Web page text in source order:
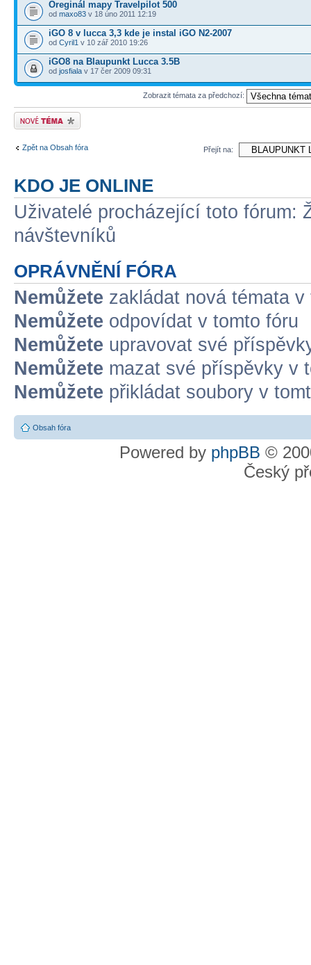
Oreginál mapy Travelpilot 500
od maxo83 v 18 úno 2011 12:19
iGO 8 v lucca 3,3 kde je instal iGO N2-2007
od Cyril1 v 10 zář 2010 19:26
iGO8 na Blaupunkt Lucca 3.5B
od josfiala v 17 čer 2009 09:31
Zobrazit témata za předchozí:
Odeslat nové téma
Zpět na Obsah fóra Přejít na:
KDO JE ONLINE
Uživatelé procházející toto fórum:
návštevníků
OPRÁVNĚNÍ FÓRA
Nemůžete zakládat nová témata v
Nemůžete odpovídat v tomto fóru
Nemůžete upravovat své
Nemůžete mazat své příspěvky v
Nemůžete přikládat soubory v
Obsah fóra
Powered by phpBB ©
Český